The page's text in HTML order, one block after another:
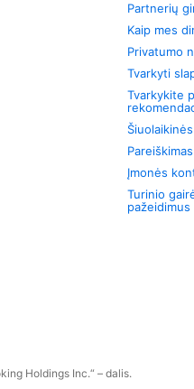
Partnerių
Kaip mes
Privatumo
Tvarkyti
Tvarkykite
Įmonės
Turinio
pažeidimus
Holdings Inc.“ – dalis.